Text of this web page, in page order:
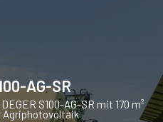
AG-SR
S100-AG-SR mit 170 m²